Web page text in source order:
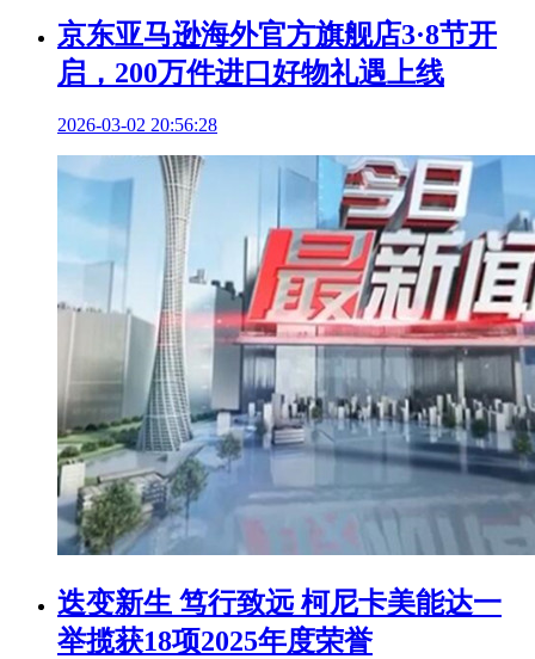
京东亚马逊海外官方旗舰店3·8节开
启，200万件进口好物礼遇上线
2026-03-02 20:56:28
迭变新生 笃行致远 柯尼卡美能达一
举揽获18项2025年度荣誉